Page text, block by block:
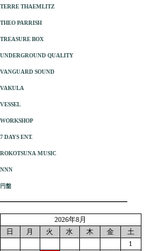
TERRE THAEMLITZ
THEO PARRISH
TREASURE BOX
UNDERGROUND QUALITY
VANGUARD SOUND
VAKULA
VESSEL
WORKSHOP
7 DAYS ENT.
ROKOTSUNA MUSIC
NNN
円盤
2026年8月
日
月 火 水 木 金
土
1